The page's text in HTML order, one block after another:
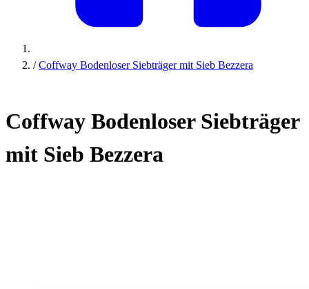
/ Coffway Bodenloser Siebträger mit Sieb Bezzera
Coffway Bodenloser Siebträger
mit Sieb Bezzera